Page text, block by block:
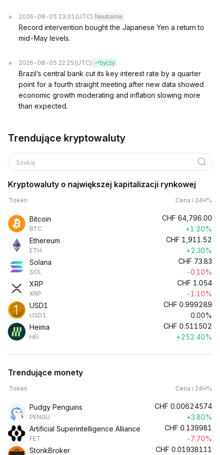
2026-08-05 23:01 (UTC) Neutralnie
Record intervention bought the Japanese Yen a return to
mid-May levels.
2026-08-05 22:25 (UTC) byczy
Brazil’s central bank cut its key interest rate by a quarter
point for a fourth straight meeting after new data showed
economic growth moderating and inflation slowing more
than expected.
Trendujące kryptowaluty
Szukaj
Kryptowaluty o największej kapitalizacji rynkowej
Token Cena i 24H%
Bitcoin
BTC
CHF 64,796.00
+1.20%
Ethereum
ETH
CHF 1,911.52
+2.30%
Solana
SOL
CHF 73.83
-0.10%
XRP
XRP
CHF 1.054
-1.10%
USD1
USD1
CHF 0.999289
0.00%
Heima
HEI
CHF 0.511502
+252.40%
Trendujące monety
Token Cena i 24H%
Pudgy Penguins
PENGU
CHF 0.00624574
+3.80%
Artificial Superintelligence Alliance
FET
CHF 0.139981
-7.70%
StonkBroker
CHF 0.01938111